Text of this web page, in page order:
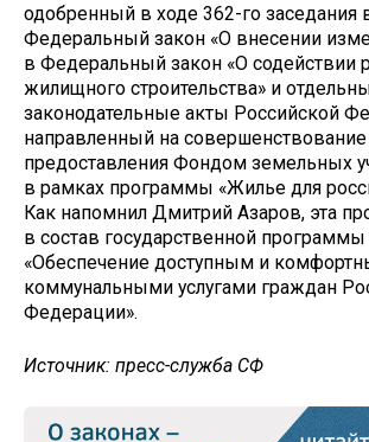
одобренный в ходе 362-го заседания
Федеральный закон «О внесении
в Федеральный закон «О содействии
жилищного строительства» и
законодательные акты Российской
направленный на
предоставления Фондом земельных
в рамках программы «Жилье для
Как напомнил Дмитрий Азаров, эта
в состав государственной
«Обеспечение доступным и
коммунальными услугами граждан
Федерации».
Источник: пресс-служба СФ